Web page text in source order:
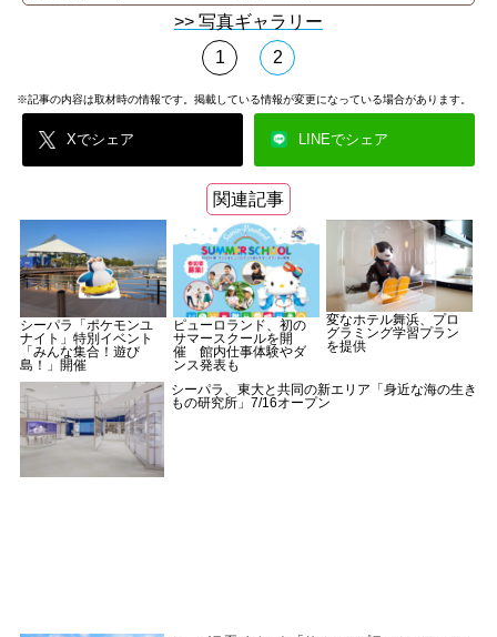
>> 写真ギャラリー
1
2
※記事の内容は取材時の情報です。掲載している情報が変更になっている場合があります。
Xでシェア LINEでシェア
関連記事
シーパラ「ポケモンユ
ナイト」特別イベント
「みんな集合！遊び
島！」開催
ピューロランド、初の
サマースクールを開
催 館内仕事体験やダ
ンス発表も
変なホテル舞浜、プロ
グラミング学習プラン
を提供
シーパラ、東大と共同の新エリア「身近な海の生き
もの研究所」7/16オープン